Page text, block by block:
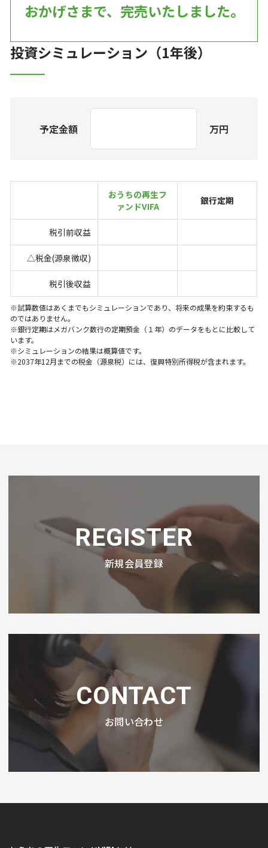
投資シミュレーション（1年後）
予定金額 万円
おうちの再生フ
ァンドVIFA
銀行定期
税引前収益
△税金(源泉徴収)
税引後収益
※試算数値はあくまでもシミュレーションであり、将来の成果を約束するも
のではありません。
※銀行定期はメガバンク数行の定期預金（１年）のデータをもとに比較して
います。
※シミュレーションの結果は概算値です。
※2037年12月までの税金（源泉税）には、復興特別所得税が含まれます。
おかげさまで、完売いたしました。
REGISTER
新規会員登録
CONTACT
お問い合わせ